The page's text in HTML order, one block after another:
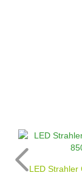
LED Strahler